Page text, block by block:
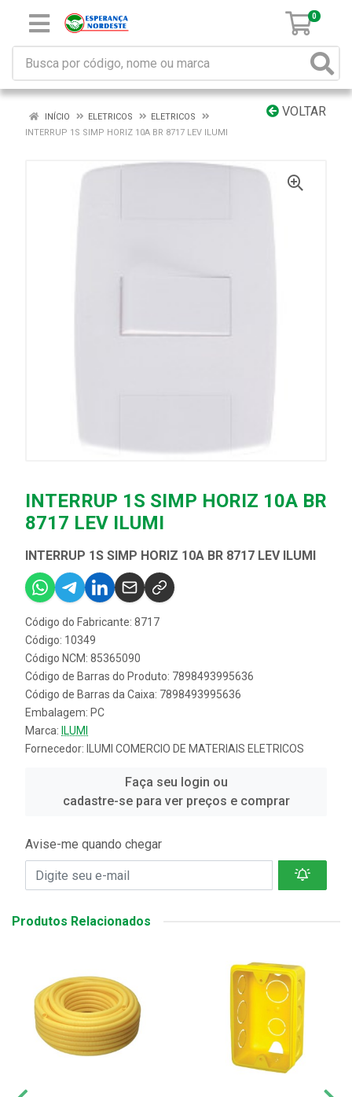
0
VOLTAR
INÍCIO ELETRICOS
ELETRICOS
INTERRUP 1S SIMP HORIZ 10A BR 8717 LEV ILUMI
INTERRUP 1S SIMP HORIZ 10A BR
8717 LEV ILUMI
INTERRUP 1S SIMP HORIZ 10A BR 8717 LEV ILUMI
Código do Fabricante: 8717
Código: 10349
Código NCM: 85365090
Código de Barras do Produto: 7898493995636
Código de Barras da Caixa: 7898493995636
Embalagem: PC
Marca: ILUMI
Fornecedor:
ILUMI COMERCIO DE MATERIAIS ELETRICOS
Faça seu login ou
cadastre-se para ver preços e comprar
Avise-me quando chegar
Produtos Relacionados